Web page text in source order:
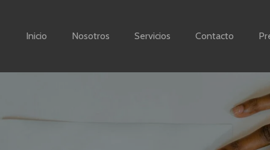
Inicio Nosotros Servicios Contacto